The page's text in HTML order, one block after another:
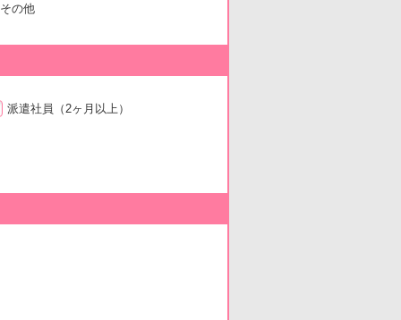
その他
派遣社員 （2ヶ月以上）